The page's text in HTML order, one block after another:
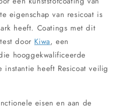
eigenschap van resicoat is
heeft. Coatings met dit
door Kiwa, een
hooggekwalificeerde
heeft Resicoat veilig
eisen en aan de